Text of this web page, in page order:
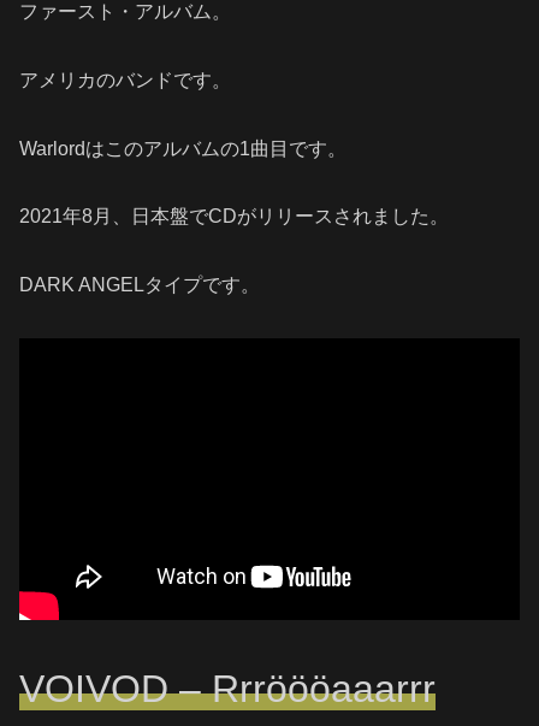
ファースト・アルバム。
アメリカのバンドです。
Warlordはこのアルバムの1曲目です。
2021年8月、日本盤でCDがリリースされました。
DARK ANGELタイプです。
VOIVOD – Rrröööaaarrr